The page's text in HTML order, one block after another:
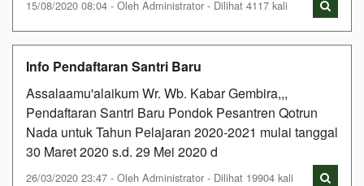
15/08/2020 08:04 - Oleh Administrator - Dilihat 4117 kali
Info Pendaftaran Santri Baru
Assalaamu'alaikum Wr. Wb. Kabar Gembira,,,
Pendaftaran Santri Baru Pondok Pesantren Qotrun
Nada untuk Tahun Pelajaran 2020-2021 mulai tanggal
30 Maret 2020 s.d. 29 Mei 2020 d
26/03/2020 23:47 - Oleh Administrator - Dilihat 19904 kali